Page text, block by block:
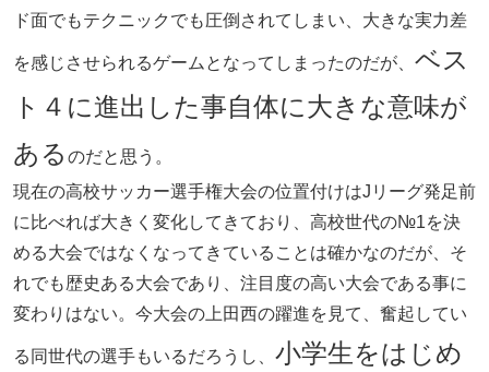
ド面でもテクニックでも圧倒されてしまい、大きな実力差
を感じさせられるゲームとなってしまったのだが、 ベス
ト４に進出した事自体に大きな意味が
ある のだと思う。
現在の高校サッカー選手権大会の位置付けはJリーグ発足前
に比べれば大きく変化してきており、高校世代の№1を決
める大会ではなくなってきていることは確かなのだが、そ
れでも歴史ある大会であり、注目度の高い大会である事に
変わりはない。今大会の上田西の躍進を見て、奮起してい
る同世代の選手もいるだろうし、 小学生をはじめ